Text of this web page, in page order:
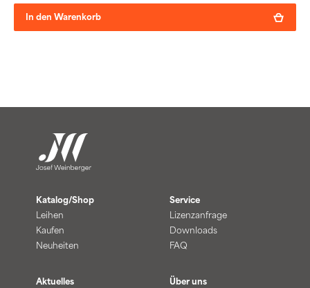
In den Warenkorb
Katalog/Shop
Leihen
Kaufen
Neuheiten
Service
Lizenzanfrage
Downloads
FAQ
Aktuelles Über uns